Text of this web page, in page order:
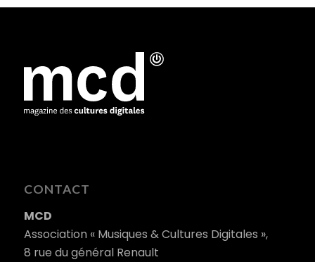
CONTACT
MCD
Association « Musiques & Cultures Digitales »,
8 rue du général Renault